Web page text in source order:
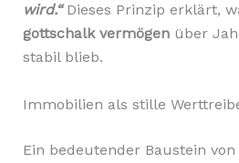
wird.“Dieses Prinzip erklärt,
gottschalk vermögenüber
stabil blieb.
Immobilien als stille
Ein bedeutender Baustein von